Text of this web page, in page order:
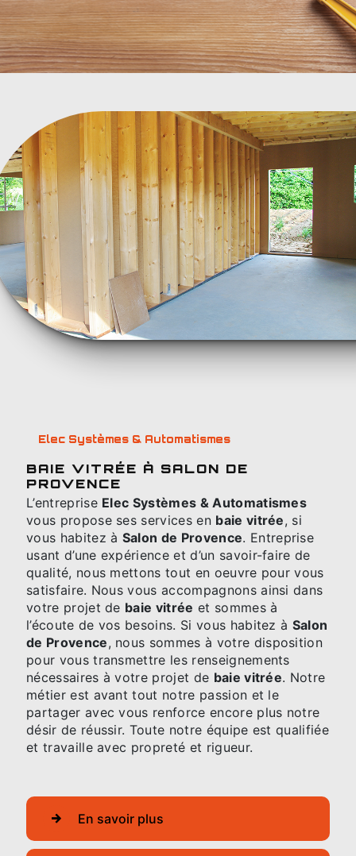
Elec Systèmes & Automatismes
BAIE VITRÉE À SALON DE
PROVENCE
L’entreprise Elec Systèmes & Automatismes
vous propose ses services en baie vitrée, si
vous habitez à Salon de Provence. Entreprise
usant d’une expérience et d’un savoir-faire de
qualité, nous mettons tout en oeuvre pour vous
satisfaire. Nous vous accompagnons ainsi dans
votre projet de baie vitrée et sommes à
l’écoute de vos besoins. Si vous habitez à Salon
de Provence, nous sommes à votre disposition
pour vous transmettre les renseignements
nécessaires à votre projet de baie vitrée. Notre
métier est avant tout notre passion et le
partager avec vous renforce encore plus notre
désir de réussir. Toute notre équipe est qualifiée
et travaille avec propreté et rigueur.
En savoir plus